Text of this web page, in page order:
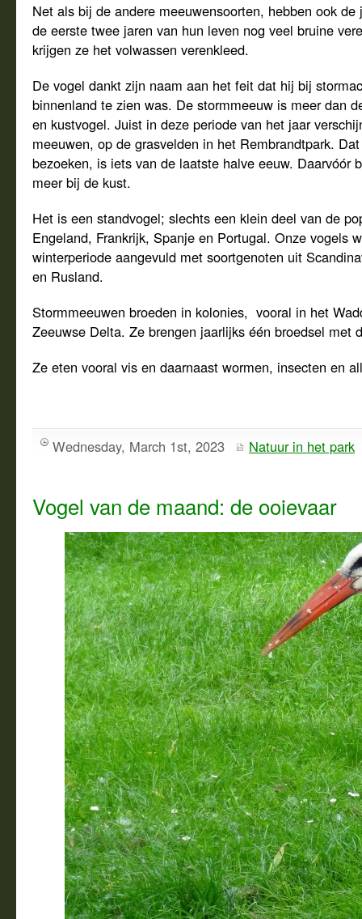
Net als bij de andere meeuwensoorten, hebben ook
de eerste twee jaren van hun leven nog veel bruine
krijgen ze het volwassen verenkleed.
De vogel dankt zijn naam aan het feit dat hij bij
binnenland te zien was. De stormmeeuw is meer dan
en kustvogel. Juist in deze periode van het jaar
meeuwen, op de grasvelden in het Rembrandtpark.
bezoeken, is iets van de laatste halve eeuw. Daarvóór
meer bij de kust.
Het is een standvogel; slechts een klein deel van de
Engeland, Frankrijk, Spanje en Portugal. Onze vogels
winterperiode aangevuld met soortgenoten uit
en Rusland.
Stormmeeuwen broeden in kolonies, vooral in het
Zeeuwse Delta. Ze brengen jaarlijks één broedsel met
Ze eten vooral vis en daarnaast wormen, insecten en
Wednesday, March 1st, 2023 Natuur in het park
Vogel van de maand: de ooievaar